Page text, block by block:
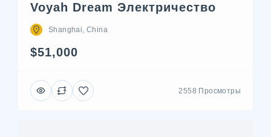
Voyah Dream Электричество
Shanghai, China
$51,000
2558 Просмотры